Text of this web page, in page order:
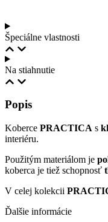
Špeciálne vlastnosti
Na stiahnutie
Popis
Koberce PRACTICA s
interiéru.
Použitým materiálom je
koberca je tiež schopnosť
V celej kolekcii
Ďalšie informácie